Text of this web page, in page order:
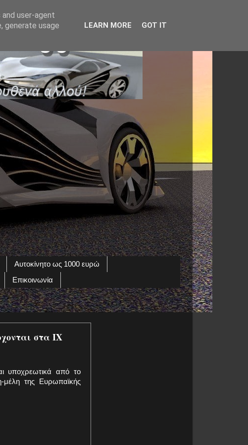
Αυτοκίνητο ως 1000 ευρώ
Επικοινωνία
στα ΙΧ
υποχρεωτικά από το
μέλη της Ευρωπαϊκής
user-agent
generate usage
LEARN MORE GOT IT